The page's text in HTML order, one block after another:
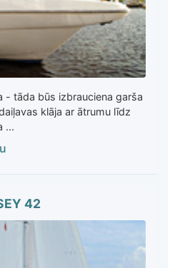
- tāda būs izbrauciena garša
klāja ar ātrumu līdz
...
42